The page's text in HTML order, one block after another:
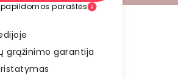
papildomos paraštės
grąžinimo garantija